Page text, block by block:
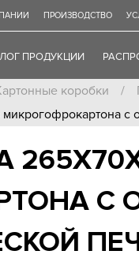
ПРОИЗВОДСТВО
ПРОДУКЦИИ
коробки /
С